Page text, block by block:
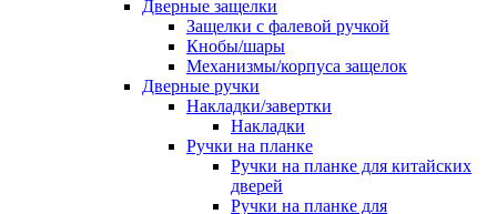
Дверные защелки
Защелки с фалевой ручкой
Кнобы/шары
Механизмы/корпуса защелок
Дверные ручки
Накладки/завертки
Накладки
Ручки на планке
Ручки на планке для китайских
дверей
Ручки на планке для